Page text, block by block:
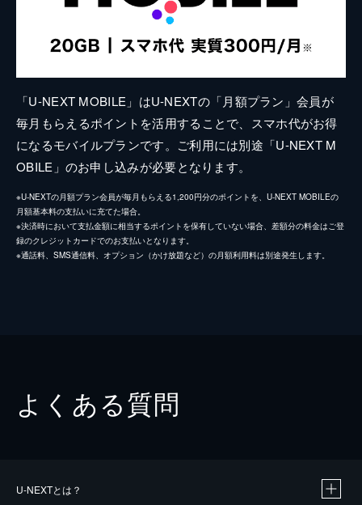
「U-NEXT MOBILE」はU-NEXTの「月額プラン」会員が
毎月もらえるポイントを活用することで、スマホ代がお得
になるモバイルプランです。ご利用には別途「U-NEXT M
OBILE」のお申し込みが必要となります。
※U-NEXTの月額プラン会員が毎月もらえる1,200円分のポイントを、U-NEXT MOBILEの
月額基本料の支払いに充てた場合。
※決済時において支払金額に相当するポイントを保有していない場合、差額分の料金はご登
録のクレジットカードでのお支払いとなります。
※通話料、SMS通信料、オプション（かけ放題など）の月額利用料は別途発生します。
よくある質問
U-NEXTとは？